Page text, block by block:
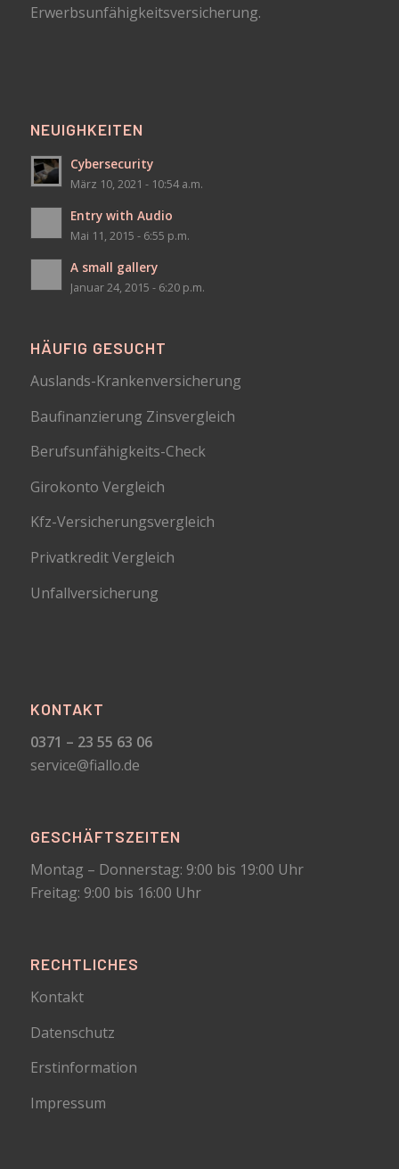
Erwerbsunfähigkeitsversicherung.
NEUIGHKEITEN
Cybersecurity
März 10, 2021 - 10:54 a.m.
Entry with Audio
Mai 11, 2015 - 6:55 p.m.
A small gallery
Januar 24, 2015 - 6:20 p.m.
HÄUFIG GESUCHT
Auslands-Krankenversicherung
Baufinanzierung Zinsvergleich
Berufsunfähigkeits-Check
Girokonto Vergleich
Kfz-Versicherungsvergleich
Privatkredit Vergleich
Unfallversicherung
KONTAKT
0371 – 23 55 63 06
service@fiallo.de
GESCHÄFTSZEITEN
Montag – Donnerstag: 9:00 bis 19:00 Uhr
Freitag: 9:00 bis 16:00 Uhr
RECHTLICHES
Kontakt
Datenschutz
Erstinformation
Impressum